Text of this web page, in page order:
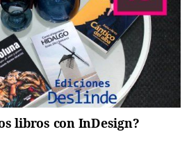
libros con InDesign?